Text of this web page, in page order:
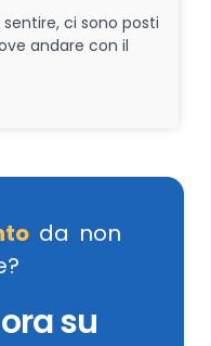
ci sono posti
andare con il
da non
su